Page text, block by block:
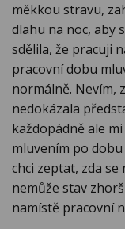
měkkou stravu,
dlahu na noc, aby
sdělila, že pracuji
pracovní dobu
normálně. Nevím,
nedokázala
každopádně ale
mluvením po
chci zeptat, zda
nemůže stav
namístě pracovní